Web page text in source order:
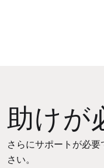
助けが
さらにサポートが必
さい。